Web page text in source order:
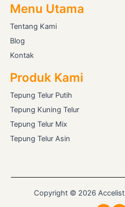
Menu Utama
Tentang Kami
Blog
Kontak
Produk Kami
Tepung Telur Putih
Tepung Kuning Telur
Tepung Telur Mix
Tepung Telur Asin
Copyright © 2026